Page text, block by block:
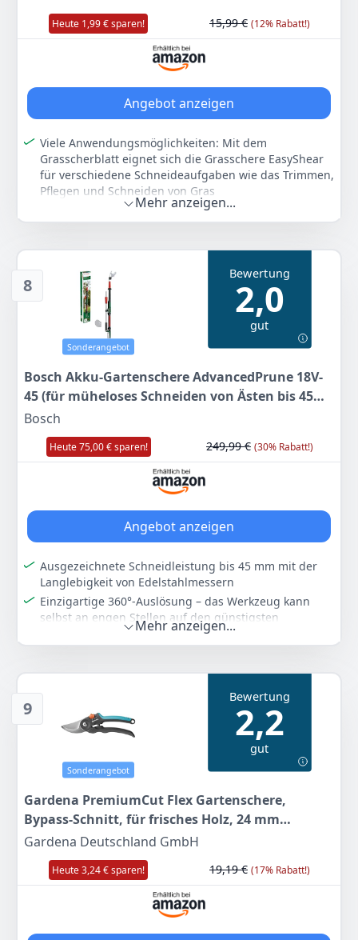
7399 €
Heute 1,99 € sparen! 15,99 € (12% Rabatt!)
Angebot anzeigen
Viele Anwendungsmöglichkeiten: Mit dem
Grasscherblatt eignet sich die Grasschere EasyShear
für verschiedene Schneideaufgaben wie das Trimmen,
Pflegen und Schneiden von Gras
Werkzeugloser Messerwechsel: Wechsel von
Strauchscherenmesser zum Grasscherblatt in
Wechseln der Messer und Wartung mit Bosch
Pflegespray
Langzeit-Rasenpflege: Diamantgeschliffenes Messer
2-in1 Werkzeug: Sträucher in Form bringen und
Rasenkanten Trimmen durch einfaches Wechseln von
EasyShear
Farbe Hersteller Gewicht
Green
1400 €
15,99 €-12%
Anzeigen
Mehr anzeigen...
8
Sonderangebot
Bewertung
2,0
gut
Bosch Akku-Gartenschere AdvancedPrune 18V-
45 (für müheloses Schneiden von Ästen bis 45
mm; 18-Volt-System; bis zu 600 Schnitte; mit
Verlängerungsstange, ohne Akku oder
Ladegerät)
Bosch
Heute 75,00 € sparen! 249,99 € (30% Rabatt!)
Angebot anzeigen
Ausgezeichnete Schneidleistung bis 45 mm mit der
Langlebigkeit von Edelstahlmessern
Einzigartige 360°-Auslösung – das Werkzeug kann
selbst an engen Stellen auf den günstigsten
Schnittwinkel eingestellt werden
Lieferumfang: AdvancedPrune 18V-45,
Verlängerungsstange, Messerabdeckung,
Farbe
18 Volt | Ohne Akku Bosch
174
Anzeigen
Mehr anzeigen...
9
Sonderangebot
Bewertung
2,2
gut
Gardena PremiumCut Flex Gartenschere,
Bypass-Schnitt, für frisches Holz, 24 mm
Schnittdurchmesser, ergonomische Griffe,
PowerCoating-Klingen, in Deutschland
hergestellt (12242-20)
Gardena Deutschland GmbH
Heute 3,24 € sparen! 19,19 € (17% Rabatt!)